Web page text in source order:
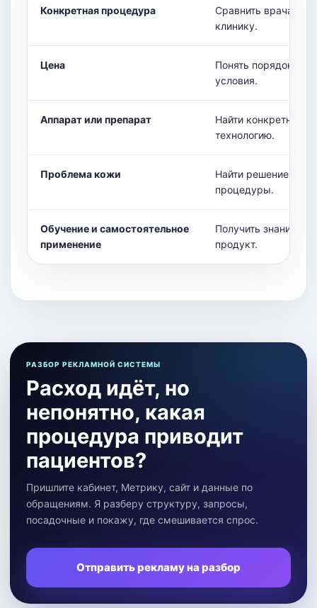
Конкретная процедура
Сравнить врача,
клинику.
Цена
Понять порядок
условия.
Аппарат или препарат
Найти конкретную
технологию.
Проблема кожи
Найти решение без
процедуры.
Обучение и самостоятельное
применение
Получить знания
продукт.
РАЗБОР РЕКЛАМНОЙ СИСТЕМЫ
Расход идёт, но
непонятно, какая
процедура приводит
пациентов?
Пришлите кабинет, Метрику, сайт и данные по
обращениям. Я разберу структуру, запросы,
посадочные и покажу, где смешивается спрос.
Отправить рекламу на разбор